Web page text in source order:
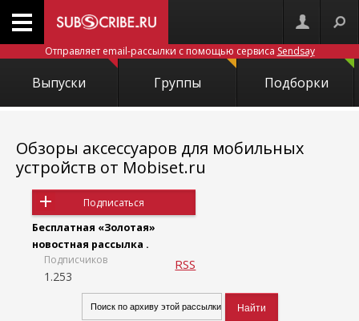
Отправляет email-рассылки с помощью сервиса Sendsay
Выпуски Группы Подборки
Обзоры аксессуаров для мобильных
устройств от Mobiset.ru
Подписаться
Бесплатная «Золотая»
новостная рассылка .
Подписчиков
1.253
RSS